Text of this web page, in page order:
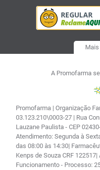
A Promofarma
Promofarma | Organização
03.123.210\0003-27 | Rua
Lauzane Paulista - CEP
Atendimento: Segunda à
das 08:00 às 14:30|
Kenps de Souza CRF
Funcionamento - Processo: